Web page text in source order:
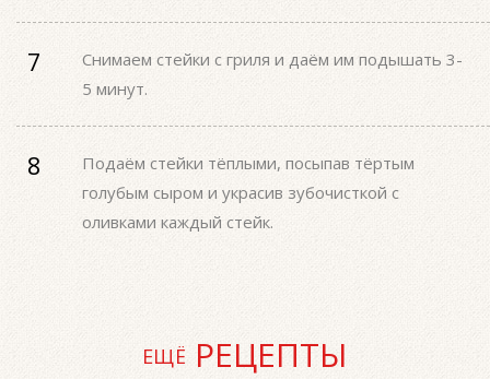
Снимаем стейки с гриля и даём им подышать 3-
5 минут.
Подаём стейки тёплыми, посыпав тёртым
голубым сыром и украсив зубочисткой с
оливками каждый стейк.
ЕЩЁ РЕЦЕПТЫ